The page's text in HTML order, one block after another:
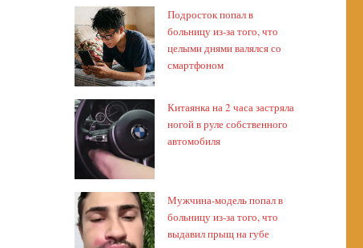
Подросток попал в
больницу из-за того, что
целыми днями валялся со
смартфоном
Китаянка на 2 часа застряла
ногой в руле собственного
автомобиля
Мужчина-модель попал в
больницу из-за того, что
выдавил прыщ на губе